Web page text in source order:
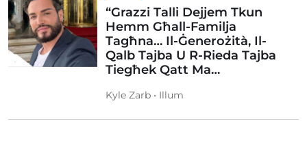
“Grazzi Talli Dejjem Tkun
Hemm Għall-Familja
Tagħna… Il-Ġenerożità, Il-
Qalb Tajba U R-Rieda Tajba
Tiegħek Qatt Ma…
Kyle Zarb • Illum